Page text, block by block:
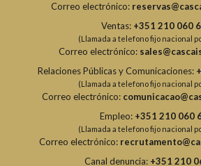
Correo electrónico:
Ventas: +351 210 060
(Llamada a telefono fijo nacional
Correo electrónico:
Relaciones Públicas y Comunicaciones:
(Llamada a telefono fijo nacional
Correo electrónico:
Empleo: +351 210 060
(Llamada a telefono fijo nacional
Correo electrónico:
Canal denuncia: +351 210